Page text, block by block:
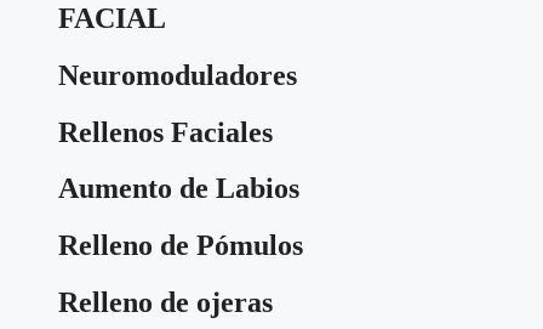
FACIAL
Neuromoduladores
Rellenos Faciales
Aumento de Labios
Relleno de Pómulos
Relleno de ojeras